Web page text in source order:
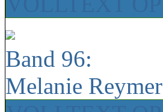
Band 96:
Melanie Reymer